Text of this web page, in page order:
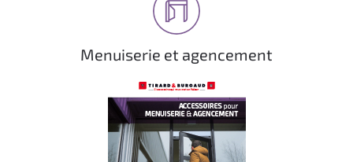
Menuiserie et agencement